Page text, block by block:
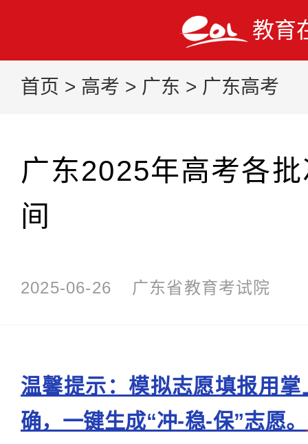
教育
首页 > 高考 > 广东 > 广东高考
广东2025年高考各
间
2025-06-26 广东省教育考试院
温馨提示：模拟志愿填报用
确，一键生成“冲-稳-保”志愿。